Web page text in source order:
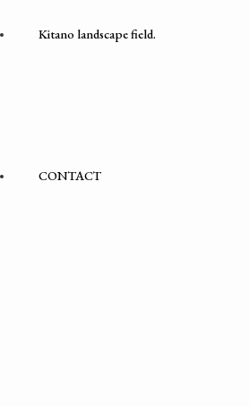
Kitano landscape field.
CONTACT